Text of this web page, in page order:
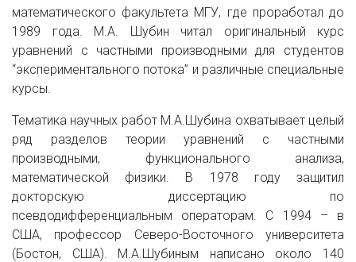
математического факультета МГУ, где проработал до
1989 года. М.А. Шубин читал оригинальный курс
уравнений с частными производными для студентов
“экспериментального потока” и различные специальные
курсы.
Тематика научных работ М.А.Шубина охватывает целый
ряд разделов теории уравнений с частными
производными, функционального анализа,
математической физики. В 1978 году защитил
докторскую диссертацию по
псевдодифференциальным операторам. С 1994 – в
США, профессор Северо-Восточного университета
(Бостон, США). М.А.Шубиным написано около 140